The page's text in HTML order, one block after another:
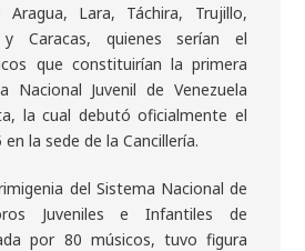
Aragua, Lara, Táchira, Trujillo,
y Caracas, quienes serían el
que constituirían la primera
Nacional Juvenil de Venezuela
la cual debutó oficialmente el
la sede de la Cancillería.
del Sistema Nacional de
Juveniles e Infantiles de
por 80 músicos, tuvo figura